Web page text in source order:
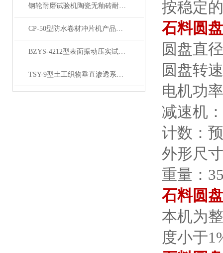
钢轮耐磨试验机陶瓷无釉砖耐磨试验产品展示
CP-50型防水卷材冲片机产品展示
BZYS-4212型表面振动压实试验仪产品展示
TSY-9型土工织物垂直渗透系数测定仪产品简介
按稳定
石料圆
圆盘直
圆盘转
电机功
减速机
计数：
外形尺
重量：
石料圆
本机为
度小于